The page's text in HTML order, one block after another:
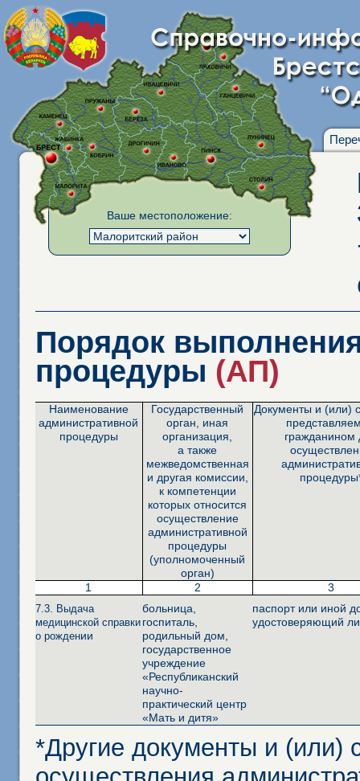
Ваше местоположение:
Порядок
процедуры (АП)
Наименование
административной
процедуры
Государственный
орган, иная
организация,
а также
межведомственная
и другая комиссии,
к компетенции
которых относится
осуществление
административной
процедуры
(уполномоченный
орган)
Документы и (или)
гражданином
1 2 3
7.3. Выдача
медицинской справки
о рождении
больница,
госпиталь,
родильный дом,
государственное
учреждение
«Республиканский
научно-
практический центр
«Мать и дитя»
паспорт или иной
удостоверяющий
*Другие документы и (или)